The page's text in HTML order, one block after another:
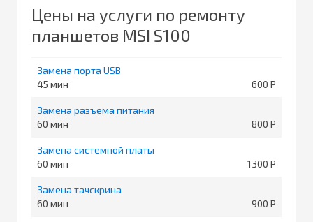
Цены на услуги по ремонту
планшетов MSI S100
Замена порта USB
45
600
Замена разъема питания
60
800
Замена системной платы
60
1300
Замена тачскрина
60
900